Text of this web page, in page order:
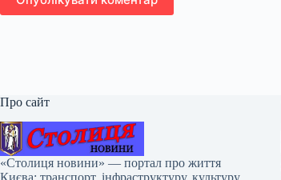
Про сайт
«Столиця новини» — портал про життя
Києва: транспорт, інфраструктуру, культуру